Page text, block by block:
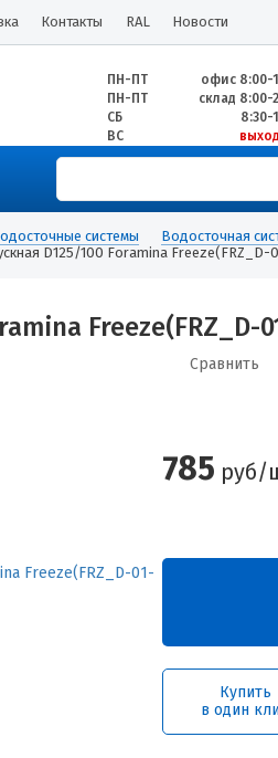
Контакты RAL Новости
ПН-ПТ
офис 8:00-
ПН-ПТ
склад 8:00-
СБ
8:30-
ВС
системы
Водосточная
D125/100 Foramina Freeze(FRZ_D-
Freeze(FRZ_D-
Сравнить
785 руб/
Купить
в один